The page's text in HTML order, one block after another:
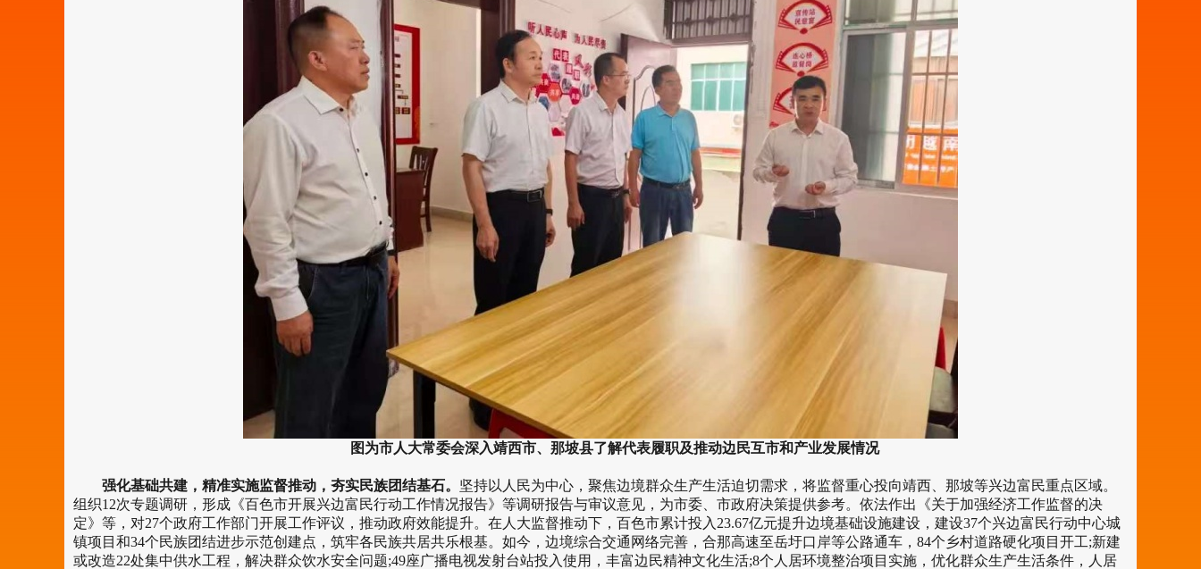
图为市人大常委会深入靖西市、那坡县了解代表履职及推动边民互市和产业发展情况
强化基础共建，精准实施监督推动，夯实民族团结基石。 坚持以人民为中心，聚焦边境群众生产生活迫切需求，将监督重心投向靖西、那坡等兴边富民重点区域。
组织12次专题调研，形成《百色市开展兴边富民行动工作情况报告》等调研报告与审议意见，为市委、市政府决策提供参考。依法作出《关于加强经济工作监督的决
定》等，对27个政府工作部门开展工作评议，推动政府效能提升。在人大监督推动下，百色市累计投入23.67亿元提升边境基础设施建设，建设37个兴边富民行动中心城
镇项目和34个民族团结进步示范创建点，筑牢各民族共居共乐根基。如今，边境综合交通网络完善，合那高速至岳圩口岸等公路通车，84个乡村道路硬化项目开工;新建
或改造22处集中供水工程，解决群众饮水安全问题;49座广播电视发射台站投入使用，丰富边民精神文化生活;8个人居环境整治项目实施，优化群众生产生活条件，人居